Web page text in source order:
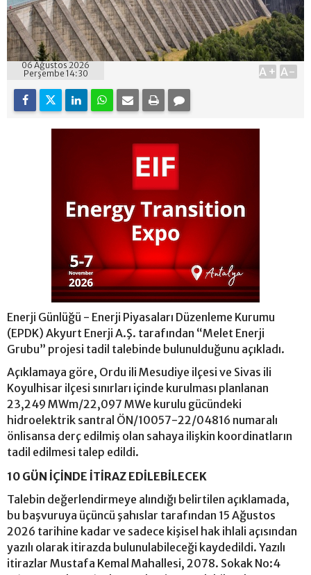
06 Ağustos 2026
Perşembe 14:30
A+ A-
Enerji Günlüğü - Enerji Piyasaları Düzenleme Kurumu
(EPDK) Akyurt Enerji A.Ş. tarafından “Melet Enerji
Grubu” projesi tadil talebinde bulunulduğunu açıkladı.
Açıklamaya göre, Ordu ili Mesudiye ilçesi ve Sivas ili
Koyulhisar ilçesi sınırları içinde kurulması planlanan
23,249 MWm/22,097 MWe kurulu gücündeki
hidroelektrik santral ÖN/10057-22/04816 numaralı
önlisansa derç edilmiş olan sahaya ilişkin koordinatların
tadil edilmesi talep edildi.
10 GÜN İÇİNDE İTİRAZ EDİLEBİLECEK
Talebin değerlendirmeye alındığı belirtilen açıklamada,
bu başvuruya üçüncü şahıslar tarafından 15 Ağustos
2026 tarihine kadar ve sadece kişisel hak ihlali açısından
yazılı olarak itirazda bulunulabileceği kaydedildi. Yazılı
itirazlar Mustafa Kemal Mahallesi, 2078. Sokak No:4